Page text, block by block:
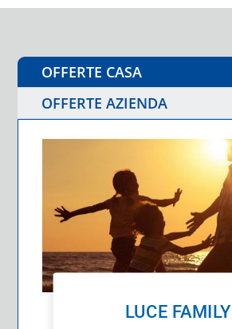
OFFERTE CASA
OFFERTE AZIENDA
LUCE FAMILY